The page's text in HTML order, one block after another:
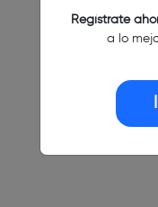
Regístrate
a lo